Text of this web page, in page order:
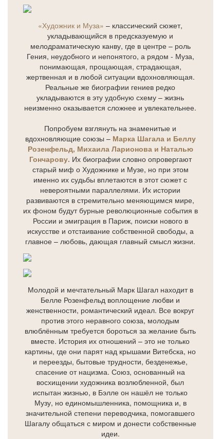
«Художник и Муза» – классический сюжет,
укладывающийся в предсказуемую и
мелодраматическую канву, где в центре – роль
Гения, неудобного и непонятого, а рядом - Муза,
понимающая, прощающая, страдающая,
жертвенная и в любой ситуации вдохновляющая.
Реальные же биографии гениев редко
укладываются в эту удобную схему – жизнь
неизменно оказывается сложнее и увлекательнее.
Попробуем взглянуть на знаменитые и
вдохновляющие союзы – Марка Шагала и Беллу
Розенфельд, Михаила Ларионова и Наталью
Гончарову. Их биографии словно опровергают
старый миф о Художнике и Музе, но при этом
именно их судьбы вплетаются в этот сюжет с
невероятными параллелями. Их истории
развиваются в стремительно меняющимся мире,
их фоном будут бурные революционные события в
России и эмиграция в Париж, поиски нового в
искусстве и отстаивание собственной свободы, а
главное – любовь, дающая главный смысл жизни.
Молодой и мечтательный Марк Шагал находит в
Белле Розенфельд воплощение любви и
женственности, романтический идеал. Все вокруг
против этого неравного союза, молодым
влюблённым требуется бороться за желание быть
вместе. История их отношений – это не только
картины, где они парят над крышами Витебска, но
и переезды, бытовые трудности, безденежье,
спасение от нацизма. Союз, основанный на
восхищении художника возлюбленной, был
испытан жизнью, в Бэлле он нашёл не только
Музу, но единомышленника, помощника и, в
значительной степени переводчика, помогавшего
Шагалу общаться с миром и донести собственные
идеи.